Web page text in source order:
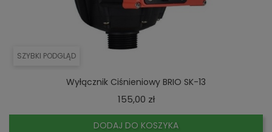
SZYBKI PODGLĄD
Wyłącznik Ciśnieniowy BRIO SK-13
155,00 złCena
DODAJ DO KOSZYKA